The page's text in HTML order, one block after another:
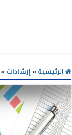
الرئيسية» إرشادات»